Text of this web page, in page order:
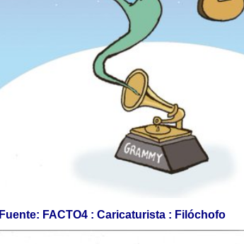
Fuente: FACTO4 : Caricaturista : Filóchofo